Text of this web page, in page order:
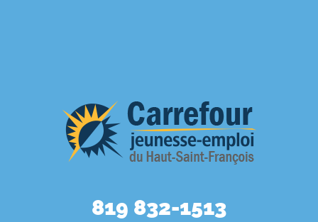
819 832-1513